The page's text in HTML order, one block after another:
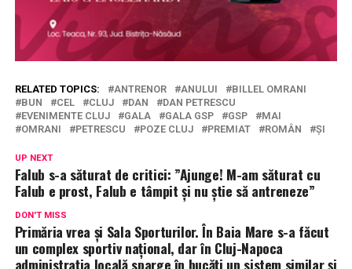
RELATED TOPICS: ANTRENOR ANULUI
BILLEL OMRANI
BUN
CEL CLUJ DAN
DAN PETRESCU
EVENIMENTE CLUJ
GALA GALA GSP GSP
MAI
OMRANI
PETRESCU POZE CLUJ PREMIAT ROMÂN ȘI
UP NEXT
Falub s-a săturat de critici: ”Ajunge! M-am săturat cu
Falub e prost, Falub e tâmpit și nu știe să antreneze”
DON'T MISS
Primăria vrea și Sala Sporturilor. În Baia Mare s-a făcut
un complex sportiv național, dar în Cluj-Napoca
administrația locală sparge în bucăți un sistem similar și